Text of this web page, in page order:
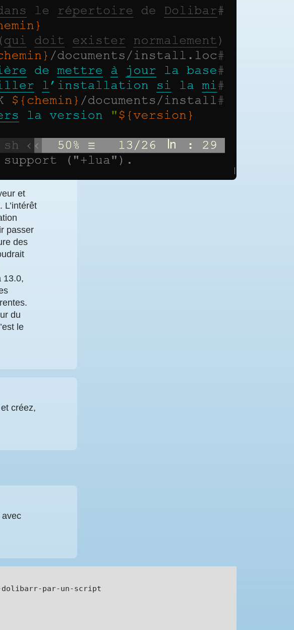
et
passer
des
13.0,
du
le
créez,
avec
par-un-script